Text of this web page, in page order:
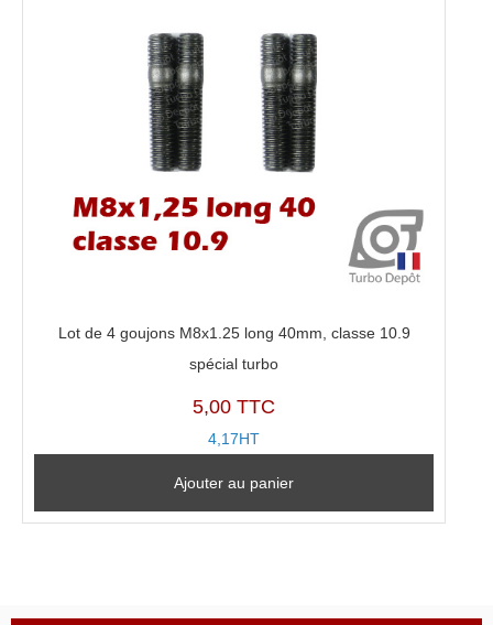
Lot de 4 goujons M8x1.25 long 40mm, classe 10.9
spécial turbo
5,00 TTC
4,17HT
Ajouter au panier